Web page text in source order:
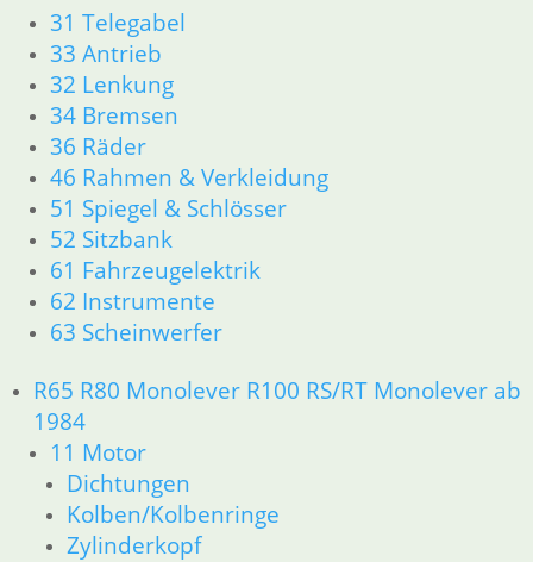
31 Telegabel
33 Antrieb
32 Lenkung
34 Bremsen
36 Räder
46 Rahmen & Verkleidung
51 Spiegel & Schlösser
52 Sitzbank
61 Fahrzeugelektrik
62 Instrumente
63 Scheinwerfer
R65 R80 Monolever R100 RS/RT Monolever ab
1984
11 Motor
Dichtungen
Kolben/Kolbenringe
Zylinderkopf
18 Auspuff
21 Kupplung
23 Getriebe
26 Kardanwelle
31 Telegabel
32 Lenkung
33 Antrieb
34 Bremsen
36 Räder
46 Rahmen & Verkleidung R60/6 – R90/S
51 Spiegel & Schlösser
52 Sitzbank
62 Instrumente
R 60/7 – R 100 RT Bj. 1976 – 1979
11 Motor
Dichtungen
Kolben/Kolbenringe
Zylinderkopf
12 Motorelektrik